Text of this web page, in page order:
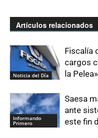
Artículos relacionados
Noticia del Día
Fiscalía
cargos
la Pelea»
Informando
Primero
Saesa
ante
este fin